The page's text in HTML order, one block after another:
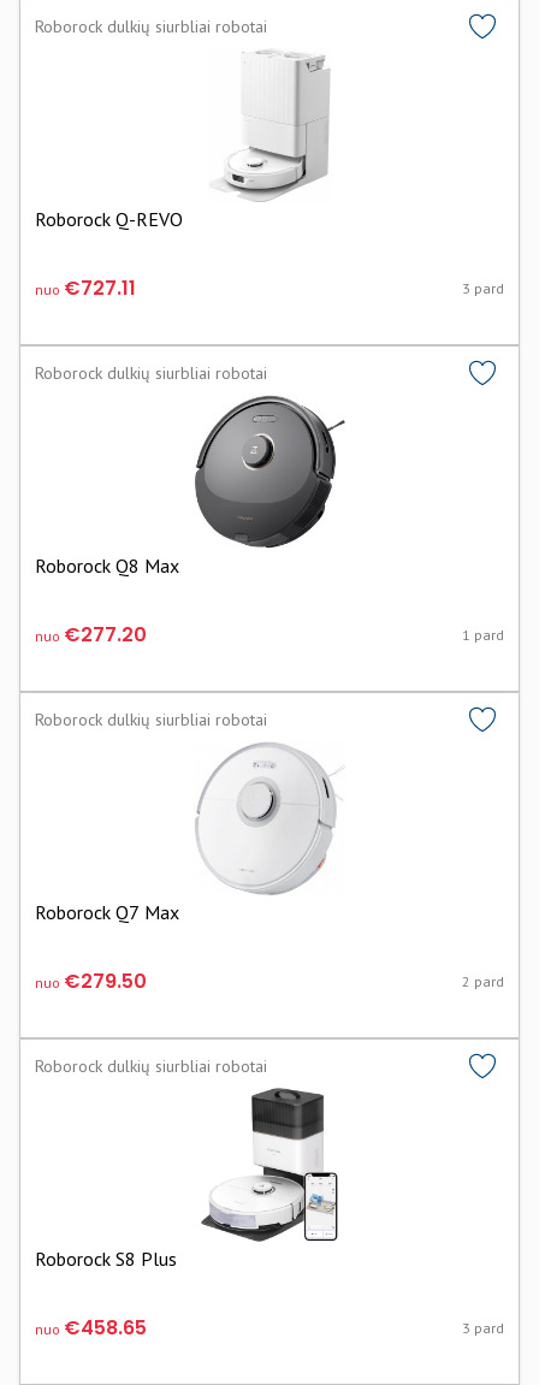
Roborock dulkių siurbliai robotai
Roborock Q-REVO
nuo €727.11 3 pard
Roborock dulkių siurbliai robotai
Roborock Q8 Max
nuo €277.20 1 pard
Roborock dulkių siurbliai robotai
Roborock Q7 Max
nuo €279.50 2 pard
Roborock dulkių siurbliai robotai
Roborock S8 Plus
nuo €458.65 3 pard